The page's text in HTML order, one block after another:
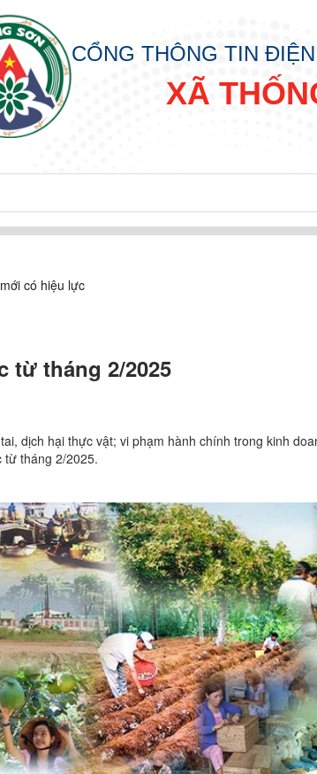
CỔNG THÔNG TIN
XÃ
có hiệu lực
từ tháng 2/2025
dịch hại thực vật; vi phạm hành chính trong kinh
từ tháng 2/2025.